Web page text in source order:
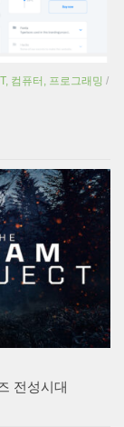
컴퓨터, 프로그래밍 /
전성시대